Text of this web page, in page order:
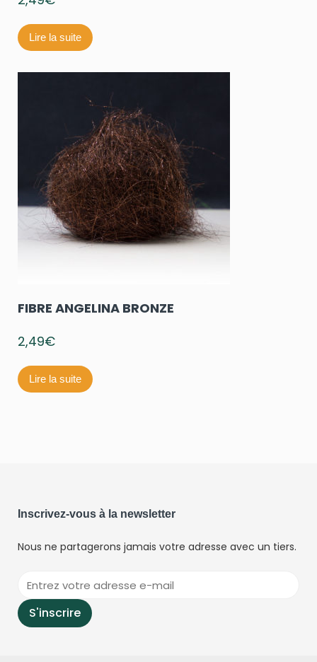
Lire la suite
FIBRE ANGELINA BRONZE
2,49€
Lire la suite
Inscrivez-vous à la newsletter
Nous ne partagerons jamais votre adresse avec un tiers.